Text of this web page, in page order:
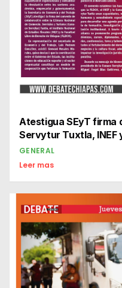
Atestigua SEyT firma
Servytur Tuxtla, INEF
GENERAL
Leer mas